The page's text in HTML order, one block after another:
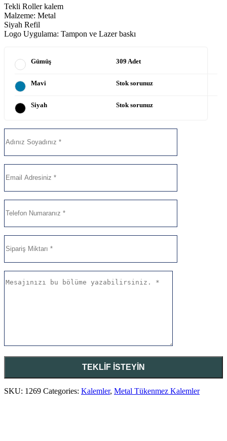
Tekli Roller kalem
Malzeme: Metal
Siyah Refil
Logo Uygulama: Tampon ve Lazer baskı
Gümüş 309 Adet
Mavi Stok sorunuz
Siyah Stok sorunuz
SKU: 1269 Categories: Kalemler, Metal Tükenmez Kalemler